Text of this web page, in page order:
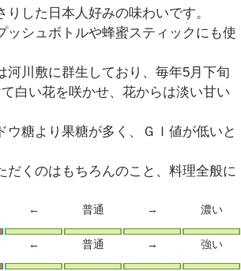
りした日本人好みの味わいです。
ッシュボトルや蜂蜜スティックにも使
河川敷に群生しており、毎年5月下旬
白い花を咲かせ、花からは淡い甘い
ウ糖より果糖が多く、ＧＩ値が低いと
だくのはもちろんのこと、料理全般に
← 普通 → 濃い
← 普通 → 強い